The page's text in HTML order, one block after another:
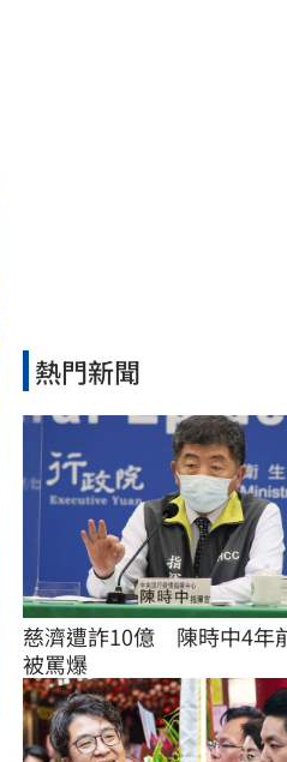
熱門新聞
慈濟遭詐10億　陳時中4年
被罵爆